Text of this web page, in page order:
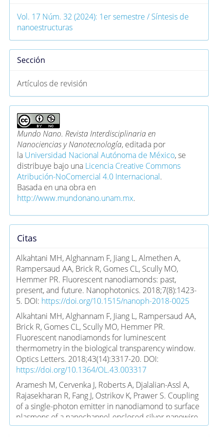
Vol. 17 Núm. 32 (2024): 1er semestre / Síntesis de
nanoestructuras
Sección
Artículos de revisión
Mundo Nano. Revista Interdisciplinaria en
Nanociencias y Nanotecnología, editada por
la Universidad Nacional Autónoma de México, se
distribuye bajo una Licencia Creative Commons
Atribución-NoComercial 4.0 Internacional.
Basada en una obra en
http://www.mundonano.unam.mx.
Citas
Alkahtani MH, Alghannam F, Jiang L, Almethen A,
Rampersaud AA, Brick R, Gomes CL, Scully MO,
Hemmer PR. Fluorescent nanodiamonds: past,
present, and future. Nanophotonics. 2018;7(8):1423-
5. DOI: https://doi.org/10.1515/nanoph-2018-0025
Alkahtani MH, Alghannam F, Jiang L, Rampersaud AA,
Brick R, Gomes CL, Scully MO, Hemmer PR.
Fluorescent nanodiamonds for luminescent
thermometry in the biological transparency window.
Optics Letters. 2018;43(14):3317-20. DOI:
https://doi.org/10.1364/OL.43.003317
Aramesh M, Cervenka J, Roberts A, Djalalian-Assl A,
Rajasekharan R, Fang J, Ostrikov K, Prawer S. Coupling
of a single-photon emitter in nanodiamond to surface
plasmons of a nanochannel-enclosed silver nanowire.
Optics express. 2014;22(13):15530-41. DOI: